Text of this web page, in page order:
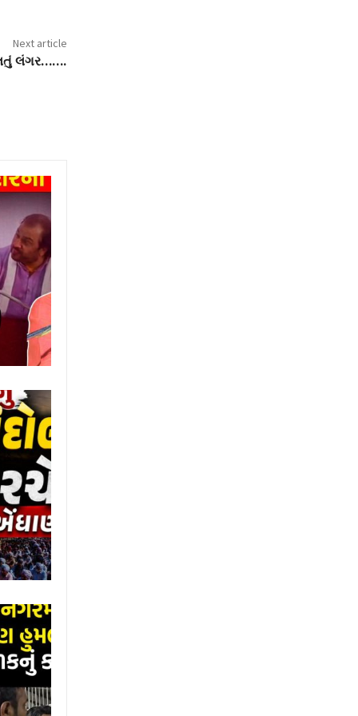
Next article
લંગર…….